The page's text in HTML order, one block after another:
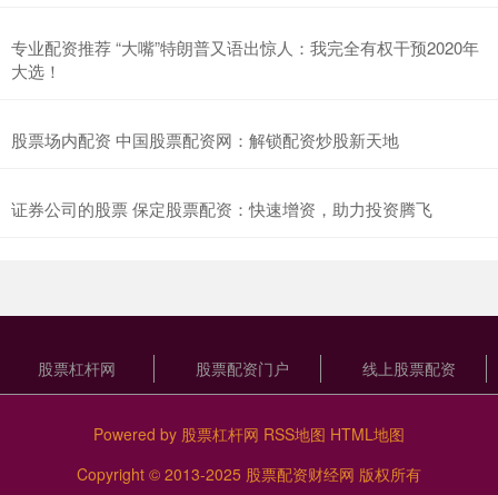
专业配资推荐 “大嘴”特朗普又语出惊人：我完全有权干预2020年
大选！
股票场内配资 中国股票配资网：解锁配资炒股新天地
证券公司的股票 保定股票配资：快速增资，助力投资腾飞
股票杠杆网 股票配资门户 线上股票配资
Powered by 股票杠杆网 RSS地图 HTML地图
Copyright © 2013-2025 股票配资财经网 版权所有